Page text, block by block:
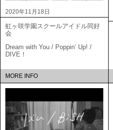
2020年11月18日
虹ヶ咲学園スクールアイドル同好
会
Dream with You / Poppin’ Up! /
DIVE！
MORE INFO